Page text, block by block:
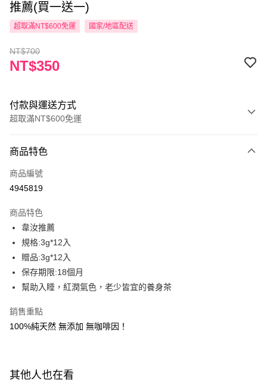
推薦(買一送一)
超取滿NT$600免運 國家/地區配送
NT$700
NT$350
付款與運送方式
超取滿NT$600免運
信用卡一次付款
超商取貨付款
Apple Pay
街口支付
悠遊付
Google Pay
全盈+PAY
AFTEE先享後付是「在收到商品之後才付款」的支付方式。 讓您購物簡單
ATM付款
商品特色
商品編號
4945819
商品特色
韋汝推薦
規格:3g*12入
贈品:3g*12入
保存期限:18個月
幫助入睡，紅潤氣色，老少皆宜的養身茶
銷售重點
100%純天然 無添加 無咖啡因！
其他人也在看